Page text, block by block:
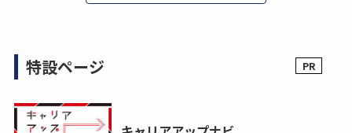
特設ページ